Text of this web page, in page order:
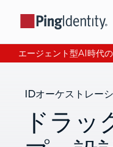
IDオーケストレー
ドラッ